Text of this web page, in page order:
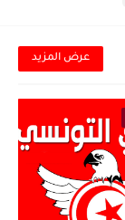
عرض المزيد